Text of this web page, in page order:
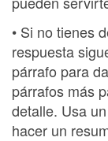
• Si no tienes
respuesta
párrafo para
párrafos más
detalle. Usa
hacer un